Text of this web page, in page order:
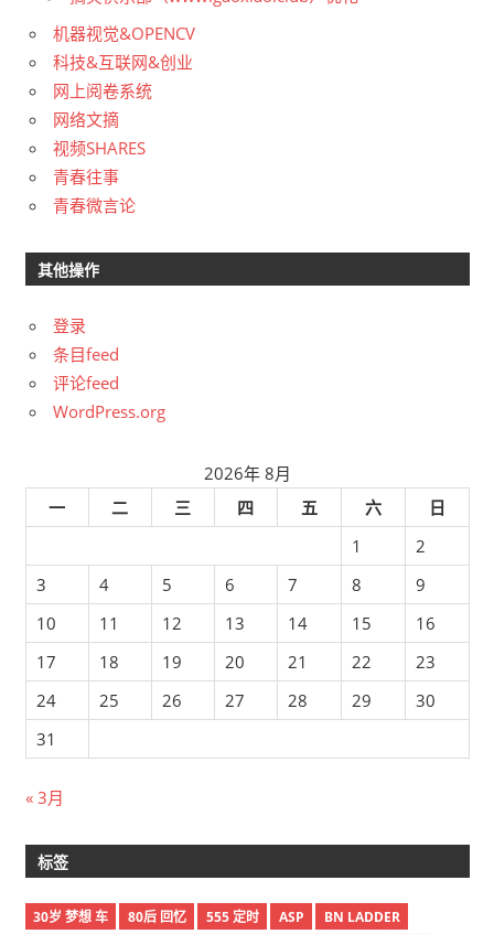
机器视觉&OPENCV
科技&互联网&创业
网上阅卷系统
网络文摘
视频SHARES
青春往事
青春微言论
其他操作
登录
条目feed
评论feed
WordPress.org
2026年 8月
一
二 三 四 五 六
日
1
2
3
4 5 6 7 8
9
10
11 12 13 14 15
16
17
18 19 20 21 22
23
24
25 26 27 28 29
30
31
« 3月
标签
30岁 梦想 车 80后 回忆 555 定时 ASP
BN LADDER